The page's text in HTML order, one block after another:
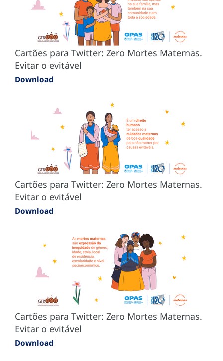
Cartões para Twitter: Zero Mortes Maternas.
Evitar o evitável
Download
Cartões para Twitter: Zero Mortes Maternas.
Evitar o evitável
Download
Cartões para Twitter: Zero Mortes Maternas.
Evitar o evitável
Download